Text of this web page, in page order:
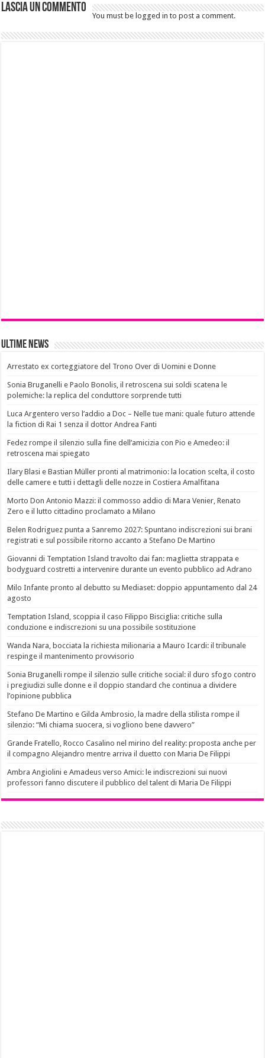
Lascia un commento
You must be logged in to post a comment.
Ultime News
Arrestato ex corteggiatore del Trono Over di Uomini e Donne
Sonia Bruganelli e Paolo Bonolis, il retroscena sui soldi scatena le
polemiche: la replica del conduttore sorprende tutti
Luca Argentero verso l’addio a Doc – Nelle tue mani: quale futuro attende
la fiction di Rai 1 senza il dottor Andrea Fanti
Fedez rompe il silenzio sulla fine dell’amicizia con Pio e Amedeo: il
retroscena mai spiegato
Ilary Blasi e Bastian Müller pronti al matrimonio: la location scelta, il costo
delle camere e tutti i dettagli delle nozze in Costiera Amalfitana
Morto Don Antonio Mazzi: il commosso addio di Mara Venier, Renato
Zero e il lutto cittadino proclamato a Milano
Belen Rodriguez punta a Sanremo 2027: Spuntano indiscrezioni sui brani
registrati e sul possibile ritorno accanto a Stefano De Martino
Giovanni di Temptation Island travolto dai fan: maglietta strappata e
bodyguard costretti a intervenire durante un evento pubblico ad Adrano
Milo Infante pronto al debutto su Mediaset: doppio appuntamento dal 24
agosto
Temptation Island, scoppia il caso Filippo Bisciglia: critiche sulla
conduzione e indiscrezioni su una possibile sostituzione
Wanda Nara, bocciata la richiesta milionaria a Mauro Icardi: il tribunale
respinge il mantenimento provvisorio
Sonia Bruganelli rompe il silenzio sulle critiche social: il duro sfogo contro
i pregiudizi sulle donne e il doppio standard che continua a dividere
l’opinione pubblica
Stefano De Martino e Gilda Ambrosio, la madre della stilista rompe il
silenzio: “Mi chiama suocera, si vogliono bene davvero”
Grande Fratello, Rocco Casalino nel mirino del reality: proposta anche per
il compagno Alejandro mentre arriva il duetto con Maria De Filippi
Ambra Angiolini e Amadeus verso Amici: le indiscrezioni sui nuovi
professori fanno discutere il pubblico del talent di Maria De Filippi